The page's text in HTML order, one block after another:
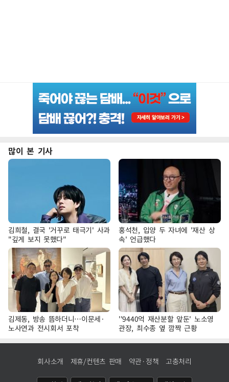
많이 본 기사
김희철, 결국 '거꾸로 태극기' 사과
"깊게 보지 못했다"
홍석천, 입양 두 자녀에 '재산 상
속' 언급했다
김제동, 방송 뜸하더니…이문세·
노사연과 전시회서 포착
''9440억 재산분할 앞둔' 노소영
관장, 최수종 옆 깜짝 근황
회사소개 제휴/컨텐츠 판매 약관·정책 고충처리